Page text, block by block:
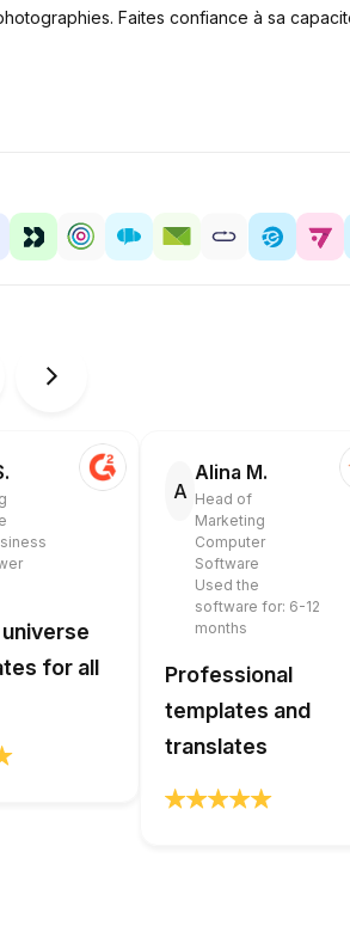
Faites confiance à sa
for all
A
Alina M.
Head of
Marketing
Computer
Software
Used the
software for: 6-12
months
Professional
templates and
translates